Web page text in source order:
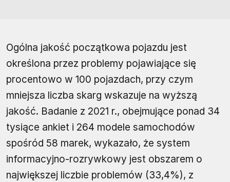
Ogólna jakość początkowa pojazdu jest
określona przez problemy pojawiające się
procentowo w 100 pojazdach, przy czym
mniejsza liczba skarg wskazuje na wyższą
jakość. Badanie z 2021 r., obejmujące ponad 34
tysiące ankiet i 264 modele samochodów
spośród 58 marek, wykazało, że system
informacyjno-rozrywkowy jest obszarem o
największej liczbie problemów (33,4%), z